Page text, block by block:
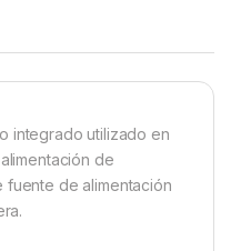
integrado utilizado en
de
fuente de alimentación